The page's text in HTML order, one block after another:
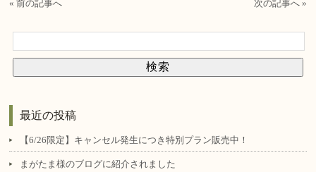
« 前の記事へ 次の記事へ »
最近の投稿
【6/26限定】キャンセル発生につき特別プラン販売中！
まがたま様のブログに紹介されました